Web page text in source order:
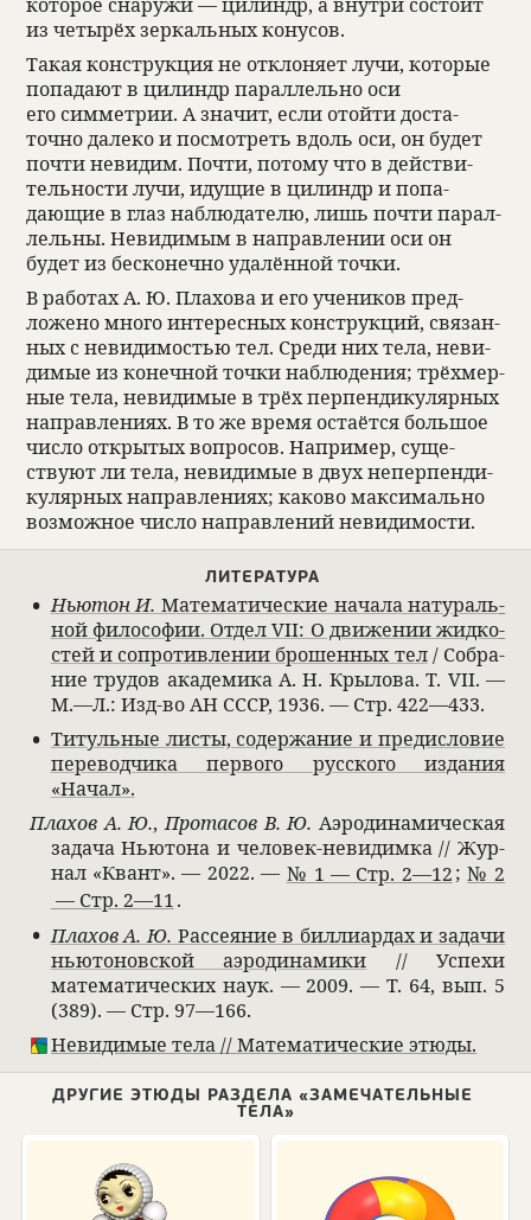
из четырёх зер­каль­ных кону­сов.
Такая кон­струкция не откло­няет лучи, кото­рые
попа­дают в цилиндр парал­лельно оси
его симмет­рии. А зна­чит, если отойти доста­
точно далеко и посмот­реть вдоль оси, он будет
почти неви­дим. Почти, потому что в действи­
тель­но­сти лучи, идущие в цилиндр и попа­
дающие в глаз наблю­да­телю, лишь почти парал­
лельны. Неви­димым в направ­ле­нии оси он
будет из бес­ко­нечно уда­лён­ной точки.
В рабо­тах А. Ю. Пла­хова и его уче­ни­ков пред­
ложено много инте­рес­ных кон­струкций, свя­зан­
ных с неви­димо­стью тел. Среди них тела, неви­
димые из конеч­ной точки наблю­де­ния; трёхмер­
ные тела, неви­димые в трёх перпен­ди­ку­ляр­ных
направ­ле­ниях. В то же время оста­ётся большое
число открытых вопро­сов. Напри­мер, суще­
ствуют ли тела, неви­димые в двух неперпен­ди­
ку­ляр­ных направ­ле­ниях; каково мак­симально
возмож­ное число направ­ле­ний неви­димо­сти.
ЛИТЕ­РА­ТУРА
Нью­тон И. Матема­ти­че­ские начала нату­раль­
ной фило­софии. Отдел VII: О движе­нии жид­ко­
стей и сопро­тив­ле­нии брошен­ных тел/ Собра­
ние тру­дов ака­демика А. Н. Кры­лова. Т. VII. —
М.—Л.: Изд-во АН СССР, 1936. — Стр. 422—433.
Титуль­ные листы, содер­жа­ние и пре­ди­сло­вие
пере­вод­чика пер­вого рус­ского изда­ния
«Начал».
Пла­хов А. Ю.,Про­та­сов В. Ю. Аэро­ди­нами­че­ская
задача Нью­тона и чело­век-неви­димка // Жур­
нал «Квант». — 2022. — № 1 — Стр. 2—12;№ 2
— Стр. 2—11.
Пла­хов А. Ю. Рас­се­я­ние в бил­ли­ар­дах и задачи
нью­то­нов­ской аэро­ди­намики // Успехи
матема­ти­че­ских наук. — 2009. — Т. 64, вып. 5
(389). — Стр. 97—166.
Неви­димые тела // Матема­ти­че­ские этюды.
ДРУГИЕ ЭТЮДЫ РАЗДЕЛА «ЗАМЕЧАТЕЛЬНЫЕ
ТЕЛА»